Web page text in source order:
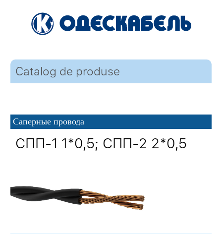
Catalog de produse
Саперные провода
СПП-1 1*0,5; СПП-2 2*0,5